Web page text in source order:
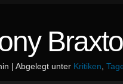
| Abgelegt unter Kritiken